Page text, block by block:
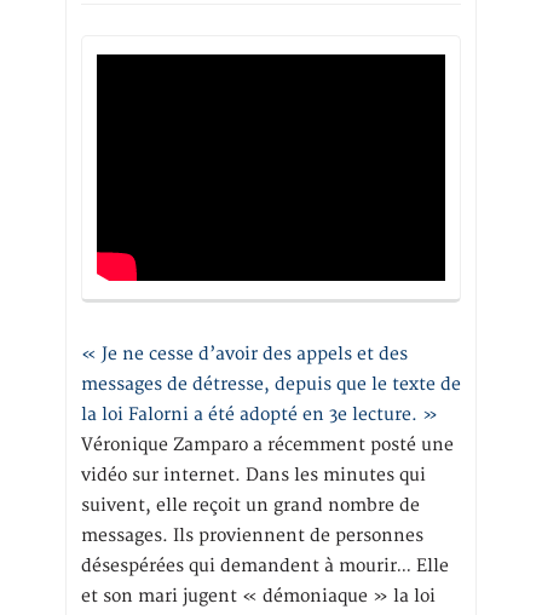
« Je ne cesse d’avoir des appels et des
messages de détresse, depuis que le texte de
la loi Falorni a été adopté en 3e lecture. »
Véronique Zamparo a récemment posté une
vidéo sur internet. Dans les minutes qui
suivent, elle reçoit un grand nombre de
messages. Ils proviennent de personnes
désespérées qui demandent à mourir… Elle
et son mari jugent « démoniaque » la loi